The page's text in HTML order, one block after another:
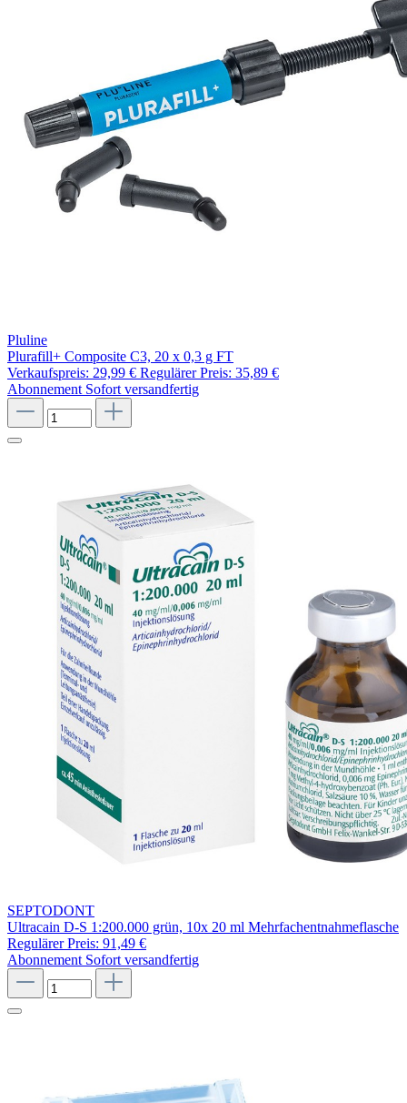
Pluline
Plurafill+ Composite C3, 20 x 0,3 g FT
Verkaufspreis: 29,99 € Regulärer Preis: 35,89 €
Abonnement Sofort versandfertig
SEPTODONT
Ultracain D-S 1:200.000 grün, 10x 20 ml Mehrfachentnahmeflasche
Regulärer Preis: 91,49 €
Abonnement Sofort versandfertig